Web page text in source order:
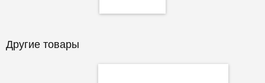
Другие товары